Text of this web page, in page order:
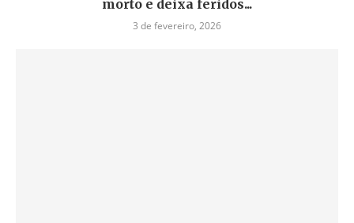
morto e deixa feridos...
3 de fevereiro, 2026